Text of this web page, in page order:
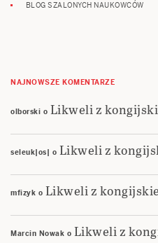
BLOG SZALONYCH NAUKOWCÓW
NAJNOWSZE KOMENTARZE
olborski o Likweli z
seleuk|os| o Likweli z
mfizyk o Likweli z
Marcin Nowak o Likweli z